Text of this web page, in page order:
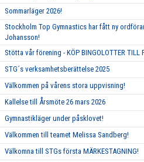
Sommarläger 2026!
Stockholm Top Gymnastics har fått ny
Johansson!
Stötta vår förening - KÖP BINGOLOTTER TILL
STG´s verksamhetsberättelse 2025
Välkommen på vårens stora uppvisning!
Kallelse till Årsmöte 26 mars 2026
Gymnastikläger under påsklovet!
Välkommen till teamet Melissa Sandberg!
Välkomna till STGs första MÄRKESTAGNING!